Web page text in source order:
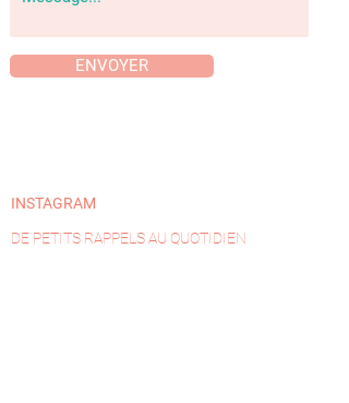
ENVOYER
INSTAGRAM
DE PETITS RAPPELS AU QUOTIDIEN